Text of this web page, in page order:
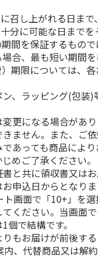
召し上がれる日まで
分に可能な日までを
間を保証するもので
合、最も短い期間
期限については、
、ラッピング(包装)
更になる場合があり
ません。また、ご
あっても商品によ
めご了承ください。
と共に領収書又は
申込日からとなりま
画面で「10+」を
ください。当画面
個で結構です。
もお届けが前後す
、代替商品又は解